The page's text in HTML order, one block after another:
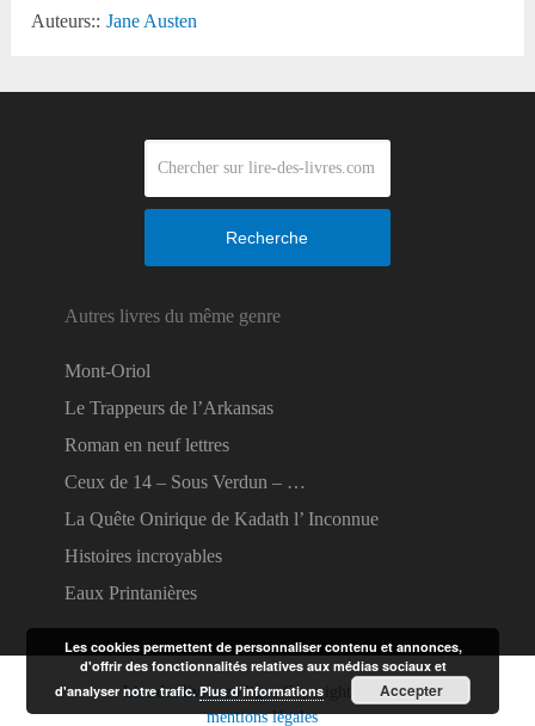
Auteurs:: Jane Austen
Recherche
Autres livres du même genre
Mont-Oriol
Le Trappeurs de l’Arkansas
Roman en neuf lettres
Ceux de 14 – Sous Verdun – …
La Quête Onirique de Kadath l’ Inconnue
Histoires incroyables
Eaux Printanières
Lire des livres en ligneCopyright © 2026.
mentions légales
Les cookies permettent de personnaliser contenu et annonces,
d'offrir des fonctionnalités relatives aux médias sociaux et
d'analyser notre trafic.Plus d’informations Accepter